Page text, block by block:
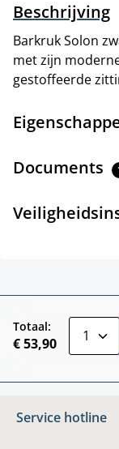
Beschrijving
Barkruk Solon
met zijn
gestoffeerde
Documents
Totaal:
€ 53,90
Service hotline